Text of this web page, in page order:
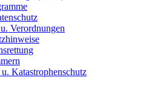
Verordnungen
Katastrophenschutz